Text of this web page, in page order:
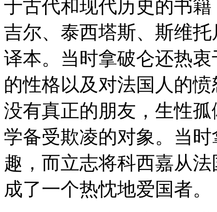
于古代和现代历史的书
吉尔、泰西塔斯、斯维
译本。当时拿破仑还热
的性格以及对法国人的
没有真正的朋友，生性
学备受欺凌的对象。当
趣，而立志将科西嘉从
成了一个热忱地爱国者。